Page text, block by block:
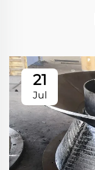
21
Jul